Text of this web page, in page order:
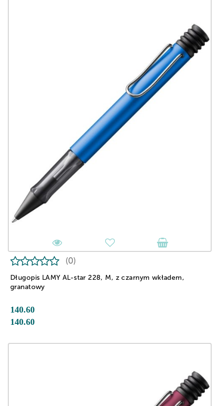
Długopis LAMY AL-star 228, M, z czarnym wkładem,
granatowy
(0)
140.60
140.60